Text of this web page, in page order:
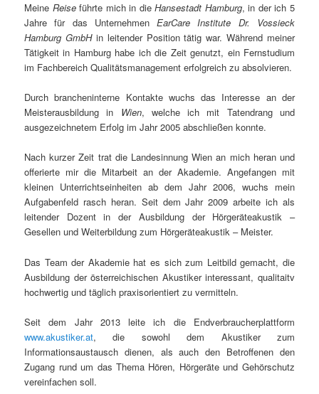
Meine Reiseführte mich in dieHansestadt Hamburg, in der ich 5
Jahre für das UnternehmenEarCare Institute Dr. Vossieck
Hamburg GmbHin leitender Position tätig war. Während meiner
Tätigkeit in Hamburg habe ich die Zeit genutzt, ein Fernstudium
im Fachbereich Qualitätsmanagement erfolgreich zu absolvieren.
Durch brancheninterne Kontakte wuchs das Interesse an der
Meisterausbildung in Wien, welche ich mit Tatendrang und
ausgezeichnetem Erfolg im Jahr 2005 abschließen konnte.
Nach kurzer Zeit trat die Landesinnung Wien an mich heran und
offerierte mir die Mitarbeit an der Akademie. Angefangen mit
kleinen Unterrichtseinheiten ab dem Jahr 2006, wuchs mein
Aufgabenfeld rasch heran. Seit dem Jahr 2009 arbeite ich als
leitender Dozent in der Ausbildung der Hörgeräteakustik –
Gesellen und Weiterbildung zum Hörgeräteakustik – Meister.
Das Team der Akademie hat es sich zum Leitbild gemacht, die
Ausbildung der österreichischen Akustiker interessant, qualitaitv
hochwertig und täglich praxisorientiert zu vermitteln.
Seit dem Jahr 2013 leite ich die Endverbraucherplattform
www.akustiker.at, die sowohl dem Akustiker zum
Informationsaustausch dienen, als auch den Betroffenen den
Zugang rund um das Thema Hören, Hörgeräte und Gehörschutz
vereinfachen soll.